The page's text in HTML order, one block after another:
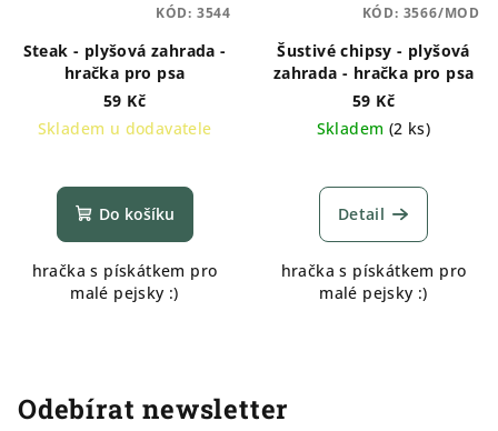
Steak - plyšová zahrada -
hračka pro psa
59 Kč
Skladem u dodavatele
Do košíku
hračka s pískátkem pro
malé pejsky :)
KÓD: 3544
Šustivé chipsy - plyšová
zahrada - hračka pro psa
59 Kč
Skladem (2 ks)
Detail
hračka s pískátkem pro
malé pejsky :)
KÓD: 3566/MOD
Odebírat newsletter